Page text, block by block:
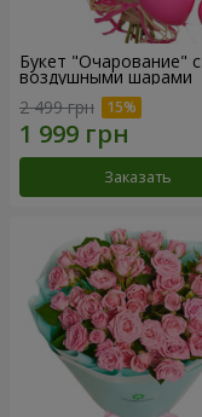
Букет "Очарование" с
воздушными шарами
2 499 грн
Заказать